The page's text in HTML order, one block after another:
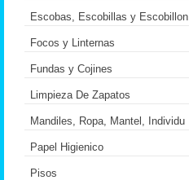
Escobas, Escobillas y Escobillon
Focos y Linternas
Fundas y Cojines
Limpieza De Zapatos
Mandiles, Ropa, Mantel, Individu
Papel Higienico
Pisos